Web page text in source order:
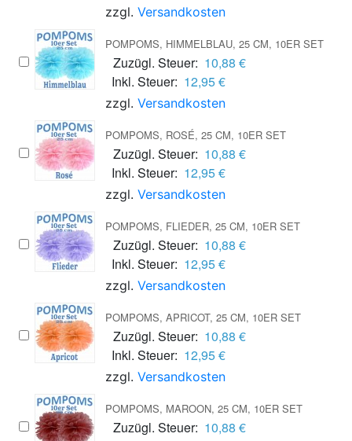
zzgl. Versandkosten
POMPOMS, HIMMELBLAU, 25 CM, 10ER SET
Zuzügl. Steuer: 10,88 €
Inkl. Steuer: 12,95 €
zzgl. Versandkosten
POMPOMS, ROSÉ, 25 CM, 10ER SET
Zuzügl. Steuer: 10,88 €
Inkl. Steuer: 12,95 €
zzgl. Versandkosten
POMPOMS, FLIEDER, 25 CM, 10ER SET
Zuzügl. Steuer: 10,88 €
Inkl. Steuer: 12,95 €
zzgl. Versandkosten
POMPOMS, APRICOT, 25 CM, 10ER SET
Zuzügl. Steuer: 10,88 €
Inkl. Steuer: 12,95 €
zzgl. Versandkosten
POMPOMS, MAROON, 25 CM, 10ER SET
Zuzügl. Steuer: 10,88 €